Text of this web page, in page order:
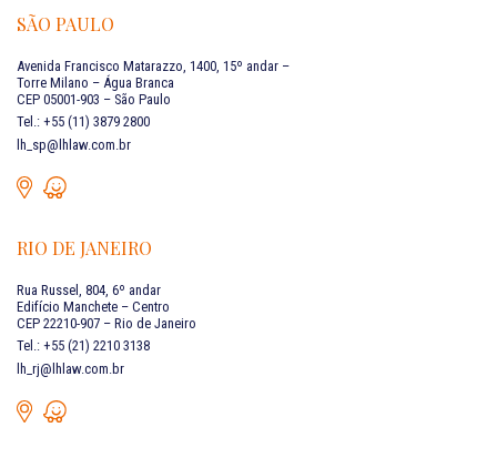
SÃO PAULO
Avenida Francisco Matarazzo, 1400, 15º andar –
Torre Milano – Água Branca
CEP 05001-903 – São Paulo
Tel.: +55 (11) 3879 2800
lh_sp@lhlaw.com.br
RIO DE JANEIRO
Rua Russel, 804, 6º andar
Edifício Manchete – Centro
CEP 22210-907 – Rio de Janeiro
Tel.: +55 (21) 2210 3138
lh_rj@lhlaw.com.br